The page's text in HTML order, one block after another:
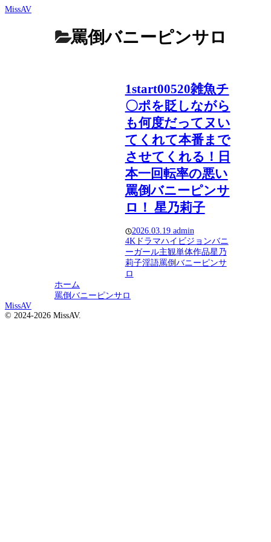
MissAV
罵倒バニーピンサロ
1start00520雑魚チ
〇ポを貶しながら
も何度だってヌい
てくれて本番まで
させてくれる！日
本一回転率の悪い
罵倒バニーピンサ
ロ！ 星乃莉子
2026.03.19 admin
4Kドラマハイビジョンバニ
ーガール主観単体作品星乃
莉子淫語罵倒バニーピンサ
ロ
ホーム
罵倒バニーピンサロ
MissAV
© 2024-2026 MissAV.